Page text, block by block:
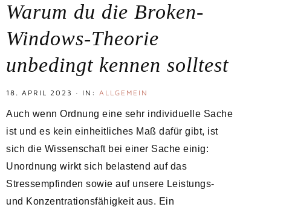
Warum du die Broken-
Windows-Theorie
unbedingt kennen solltest
18. APRIL 2023 · IN: ALLGEMEIN
Auch wenn Ordnung eine sehr individuelle Sache
ist und es kein einheitliches Maß dafür gibt, ist
sich die Wissenschaft bei einer Sache einig:
Unordnung wirkt sich belastend auf das
Stressempfinden sowie auf unsere Leistungs-
und Konzentrationsfähigkeit aus. Ein